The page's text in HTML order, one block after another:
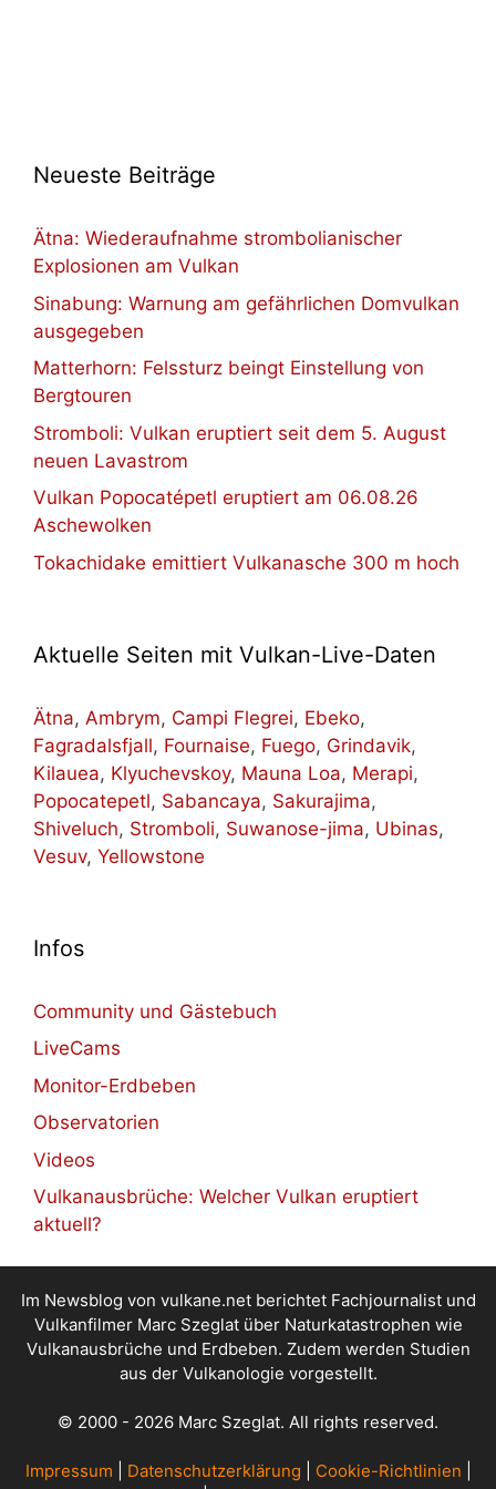
Neueste Beiträge
Ätna: Wiederaufnahme strombolianischer
Explosionen am Vulkan
Sinabung: Warnung am gefährlichen Domvulkan
ausgegeben
Matterhorn: Felssturz beingt Einstellung von
Bergtouren
Stromboli: Vulkan eruptiert seit dem 5. August
neuen Lavastrom
Vulkan Popocatépetl eruptiert am 06.08.26
Aschewolken
Tokachidake emittiert Vulkanasche 300 m hoch
Aktuelle Seiten mit Vulkan-Live-Daten
Ätna, Ambrym, Campi Flegrei, Ebeko,
Fagradalsfjall, Fournaise, Fuego, Grindavik,
Kilauea, Klyuchevskoy, Mauna Loa, Merapi,
Popocatepetl, Sabancaya, Sakurajima,
Shiveluch, Stromboli, Suwanose-jima, Ubinas,
Vesuv, Yellowstone
Infos
Community und Gästebuch
LiveCams
Monitor-Erdbeben
Observatorien
Videos
Vulkanausbrüche: Welcher Vulkan eruptiert
aktuell?
Im Newsblog von vulkane.net berichtet Fachjournalist und
Vulkanfilmer Marc Szeglat über Naturkatastrophen wie
Vulkanausbrüche und Erdbeben. Zudem werden Studien
aus der Vulkanologie vorgestellt.
© 2000 - 2026 Marc Szeglat. All rights reserved.
Impressum Datenschutzerklärung Cookie-Richtlinien